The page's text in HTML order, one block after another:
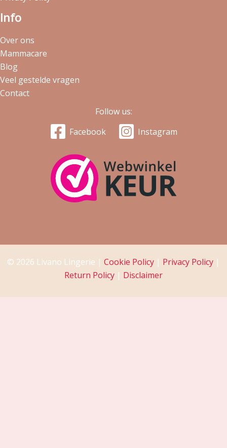
Info
Over ons
Mammacare
Blog
Veel gestelde vragen
Contact
Follow us:
Facebook
Instagram
© 2026 Livano Lingerie | Cookie Policy | Privacy Policy |
Return Policy | Disclaimer